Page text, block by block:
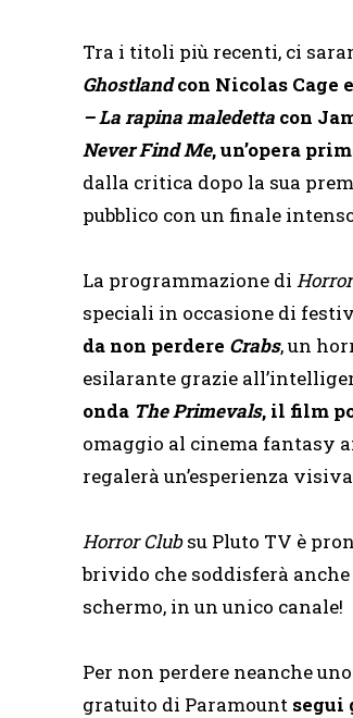
Tra i titoli più recenti, ci
Ghostlandcon Nicolas Cage
– La rapina maledetta con
Never Find Me, un’opera
dalla critica dopo la sua
pubblico con un finale
La programmazione di
speciali in occasione di
da non perdere Crabs, un
esilarante grazie
onda The Primevals, il film
omaggio al cinema fantasy
regalerà un’esperienza
Horror Clubsu Pluto TV è
brivido che soddisferà
schermo, in un unico canale!
Per non perdere neanche
gratuito di Paramount segui